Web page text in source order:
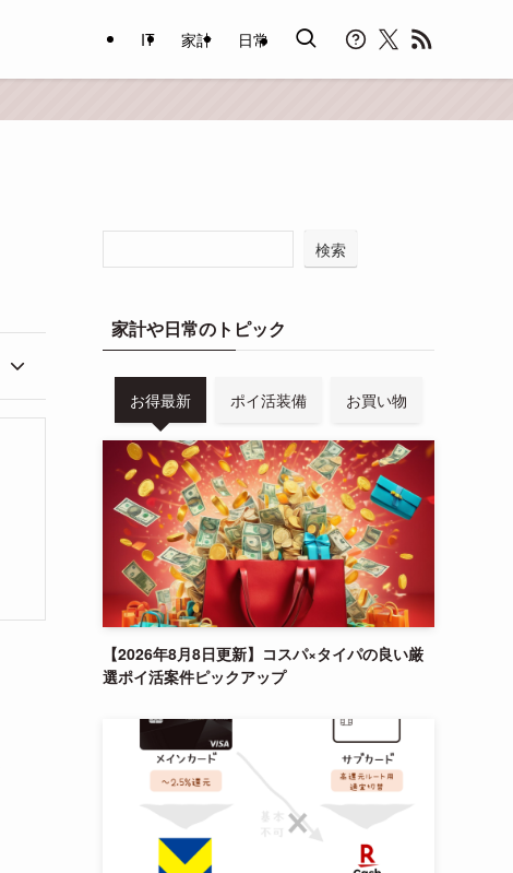
IT 家計 日常
検索
家計や日常のトピック
お得最新 ポイ活装備 お買い物
【2026年8月8日更新】コスパ×タイパの良い厳
選ポイ活案件ピックアップ